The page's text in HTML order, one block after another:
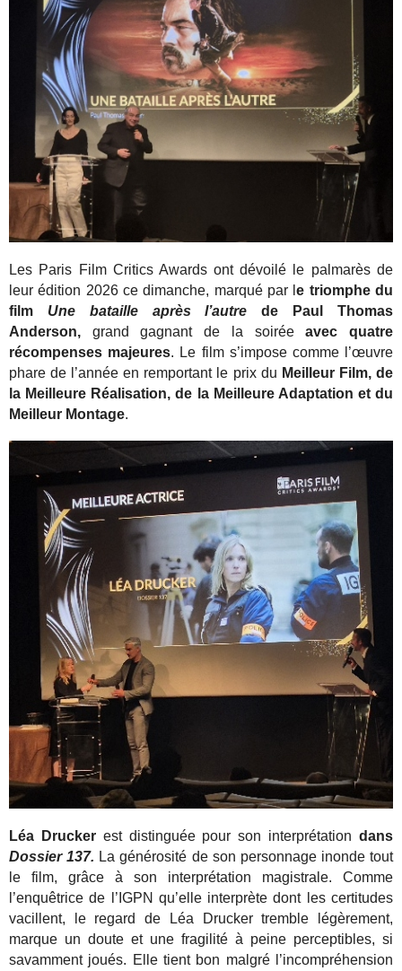
Les Paris Film Critics Awards ont dévoilé le palmarès de
leur édition 2026 ce dimanche, marqué par le triomphe du
film Une bataille après l’autre de Paul Thomas
Anderson, grand gagnant de la soiréeavec quatre
récompenses majeures. Le film s’impose comme l’œuvre
phare de l’année en remportant le prix du Meilleur Film, de
la Meilleure Réalisation, de la Meilleure Adaptation et du
Meilleur Montage.
Léa Druckerest distinguée pour son interprétation dans
Dossier 137. La générosité de son personnage inonde tout
le film, grâce à son interprétation magistrale. Comme
l’enquêtrice de l’IGPN qu’elle interprète dont les certitudes
vacillent, le regard de Léa Drucker tremble légèrement,
marque un doute et une fragilité à peine perceptibles, si
savamment joués. Elle tient bon malgré l’incompréhension